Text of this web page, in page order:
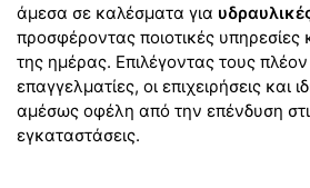
άμεσα σε καλέσματα για
προσφέροντας ποιοτικές υπηρεσίες
της ημέρας. Επιλέγοντας τους
επαγγελματίες, οι επιχειρήσεις και
αμέσως οφέλη από την επένδυση
εγκαταστάσεις.